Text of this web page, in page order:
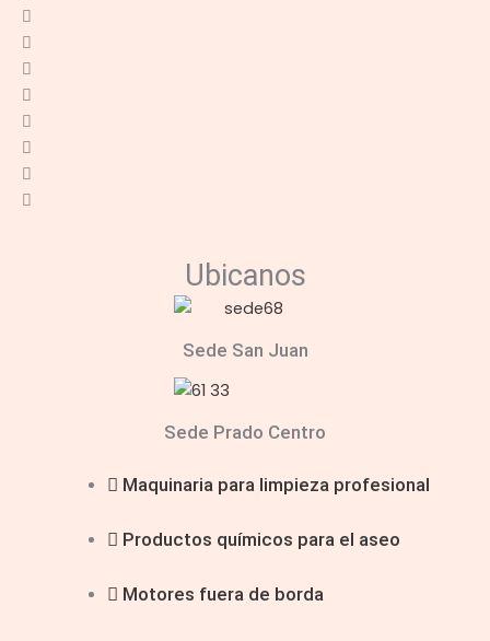
Ubicanos
Sede San Juan
Sede Prado Centro
Maquinaria para limpieza profesional
Productos químicos para el aseo
Motores fuera de borda